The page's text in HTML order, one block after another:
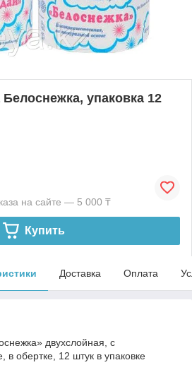
упаковка 12
на сайте — 5 000 ₸
Купить
Доставка Оплата
двухслойная, с
в обертке, 12 штук в упаковке